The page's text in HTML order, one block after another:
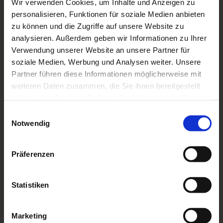
Wir verwenden Cookies, um Inhalte und Anzeigen zu
personalisieren, Funktionen für soziale Medien anbieten
zu können und die Zugriffe auf unsere Website zu
analysieren. Außerdem geben wir Informationen zu Ihrer
Verwendung unserer Website an unsere Partner für
soziale Medien, Werbung und Analysen weiter. Unsere
Partner führen diese Informationen möglicherweise mit
weiteren Daten zusammen, die Sie ihnen bereitgestellt
Notwendig
Präferenzen
Statistiken
Marketing
sichere Bereiche der Webseite
ermöglichen. Die Webseite kann ohne
diese Cookies nicht richtig
funktionieren.
Name Anbieter Zweck
Maximale
Speicherdauer
Cookie
Cookie
Speichert den
1 Jahr
PHPSES